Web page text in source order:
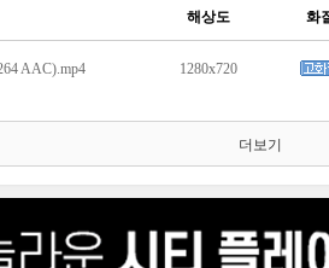
해상도 화
AAC).mp4 1280x720
더보기